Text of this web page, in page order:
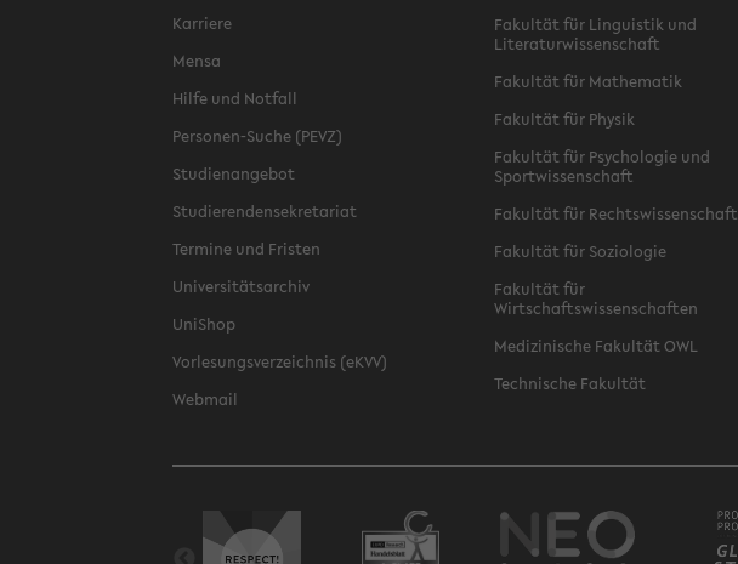
Karriere
Mensa
Hilfe und Notfall
Personen-Suche (PEVZ)
Studienangebot
Studierendensekretariat
Termine und Fristen
Universitätsarchiv
UniShop
Vorlesungsverzeichnis (eKVV)
Webmail
Fakultät für Linguistik und
Literaturwissenschaft
Fakultät für Mathematik
Fakultät für Physik
Fakultät für Psychologie und
Sportwissenschaft
Fakultät für Rechtswissenschaft
Fakultät für Soziologie
Fakultät für
Wirtschaftswissenschaften
Medizinische Fakultät OWL
Technische Fakultät